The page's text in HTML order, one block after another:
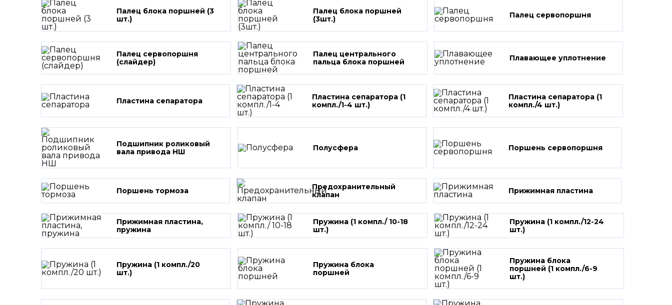
Палец блока поршней (3
шт.)
Палец блока поршней
(3шт.)
Палец сервопоршня
Палец сервопоршня
(слайдер)
Палец центрального
пальца блока поршней
Плавающее уплотнение
Пластина сепаратора
Пластина сепаратора (1
компл./1-4 шт.)
Пластина сепаратора (1
компл./4 шт.)
Подшипник роликовый
вала привода НШ
Полусфера Поршень сервопоршня
Поршень тормоза
Предохранительный
клапан
Прижимная пластина
Прижимная пластина,
пружина
Пружина (1 компл./ 10-18
шт.)
Пружина (1 компл./12-24
шт.)
Пружина (1 компл./20
шт.)
Пружина блока
поршней
Пружина блока
поршней (1 компл./6-9
шт.)